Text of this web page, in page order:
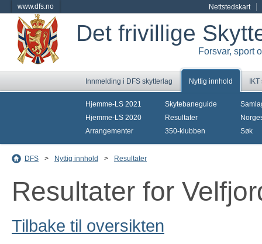
www.dfs.no Nettstedskart
Det frivillige
Forsvar, sport
Innmelding i DFS skytterlag Nyttig innhold
Hjemme-LS 2021
Hjemme-LS 2020
Arrangementer
Skytebaneguide
Resultater
350-klubben
Søk
DFS > Nyttig innhold > Resultater
Resultater for
Tilbake til oversikten